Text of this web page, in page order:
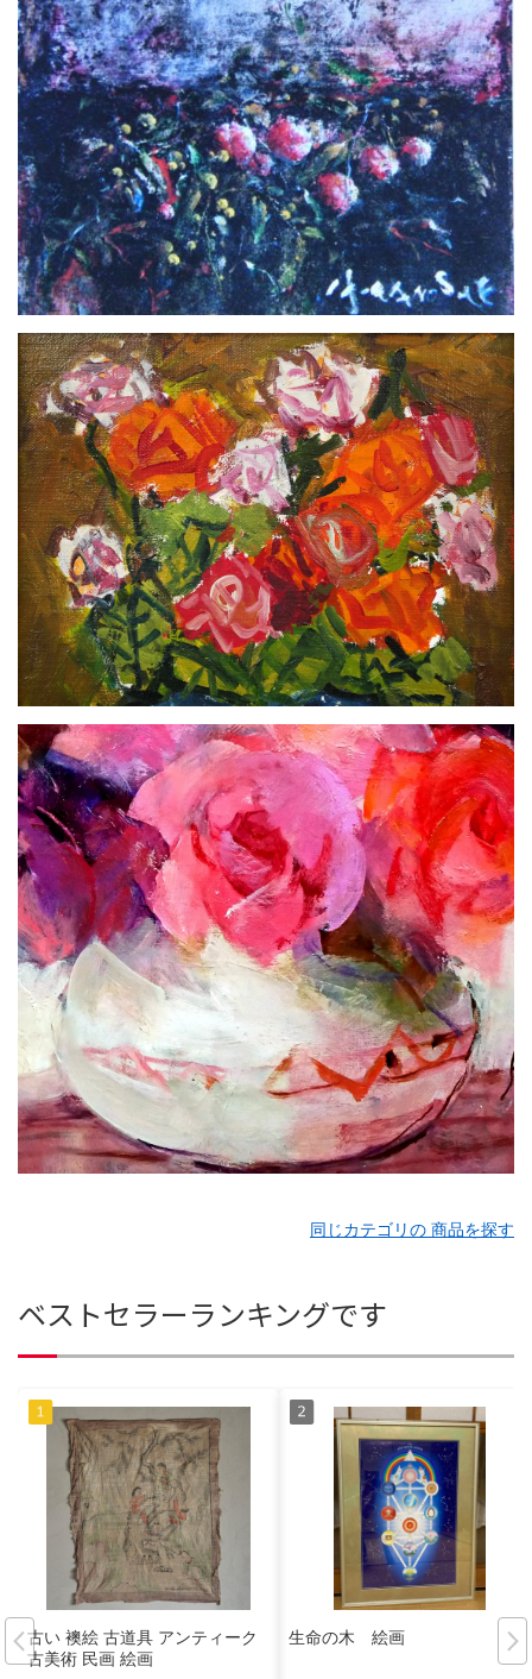
同じカテゴリの 商品を探す
ベストセラーランキングです
古い 襖絵 古道具 アンティーク
古美術 民画 絵画
生命の木 絵画